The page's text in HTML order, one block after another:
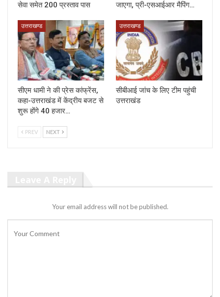
सेवा समेत 200 प्रस्ताव पास
जाएगा, प्री-एसआईआर मैपिंग…
उत्तराखण्ड
सीएम धामी ने की प्रेस कांफ्रेंस,
कहा-उत्तराखंड में केंद्रीय बजट से
शुरू होंगे 40 हजार…
उत्तराखण्ड
सीबीआई जांच के लिए टीम पहुंची
उत्तराखंड
PREV NEXT
Your email address will not be published.